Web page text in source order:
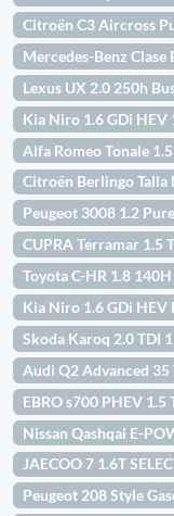
Citroën C3 Aircross
Mercedes-Benz Clase
Lexus UX 2.0 250h
Kia Niro 1.6 GDi
Alfa Romeo Tonale
Citroën Berlingo Talla
Peugeot 3008 1.2
CUPRA Terramar 1.5
Toyota C-HR 1.8
Kia Niro 1.6 GDi
Skoda Karoq 2.0 TDI
Audi Q2 Advanced
EBRO s700 PHEV
Nissan Qashqai E-
JAECOO 7 1.6T
Peugeot 208 Style